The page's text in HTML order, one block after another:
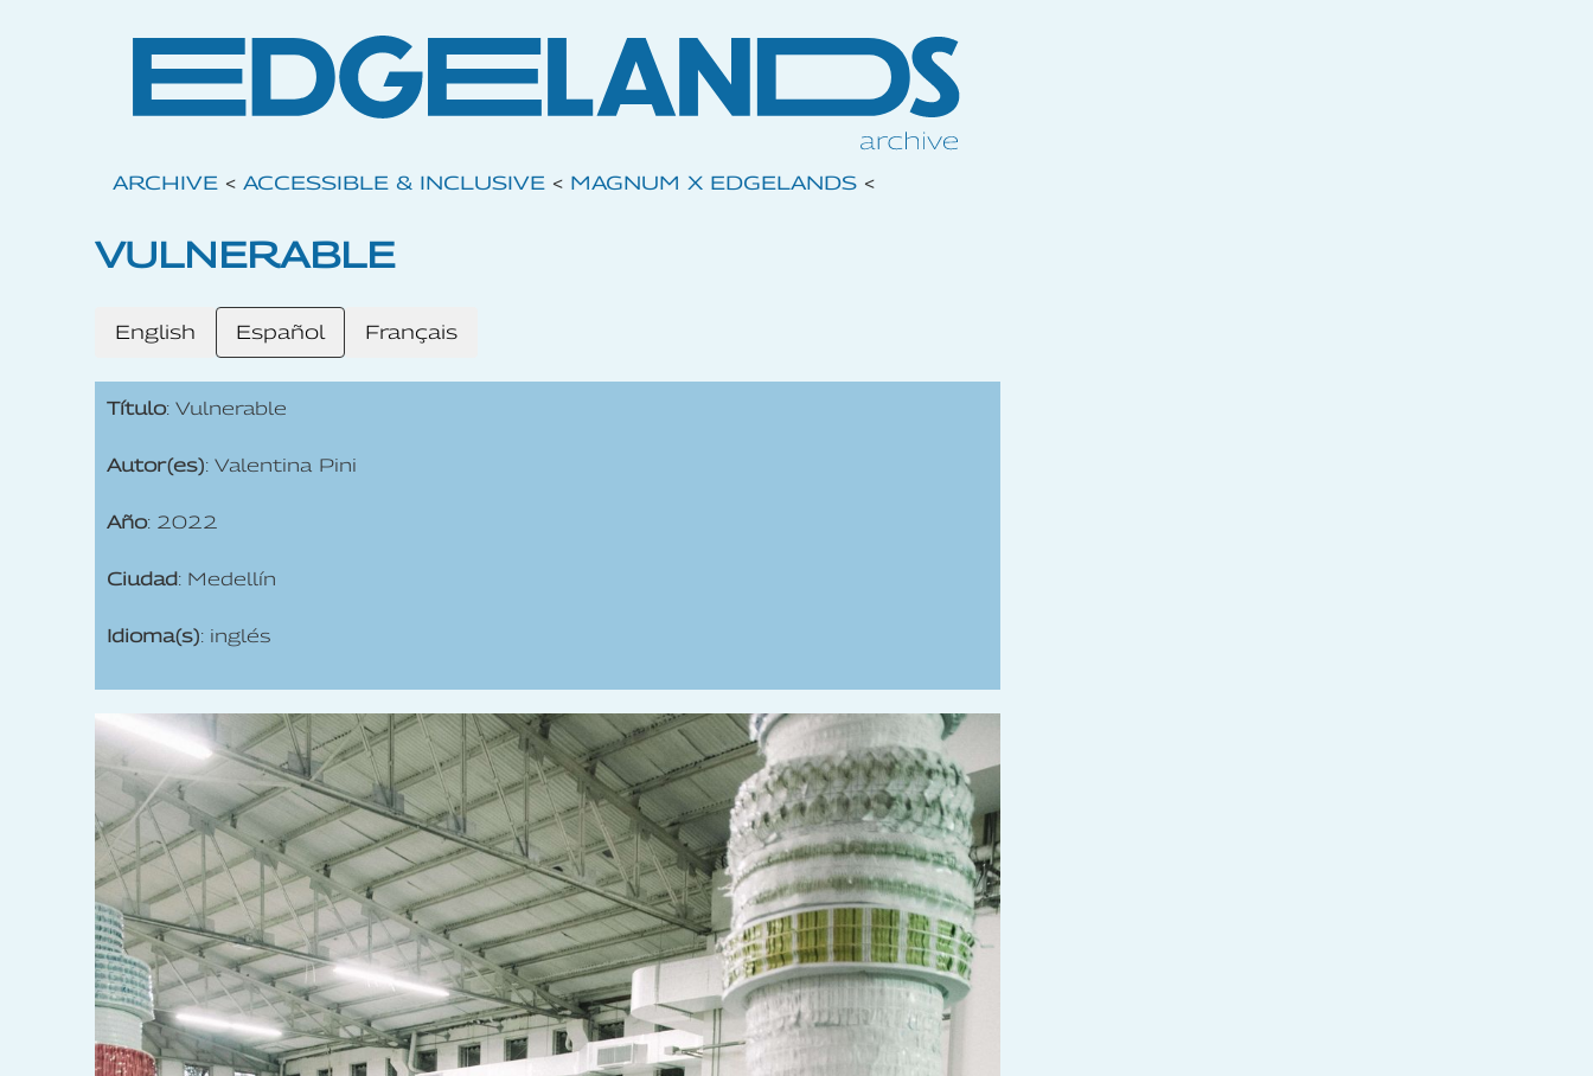
ARCHIVE < ACCESSIBLE & INCLUSIVE < MAGNUM X EDGELANDS <
VULNERABLE
English Español Français
Título: Vulnerable
Autor(es): Valentina Pini
Año: 2022
Ciudad: Medellín
Idioma(s): inglés